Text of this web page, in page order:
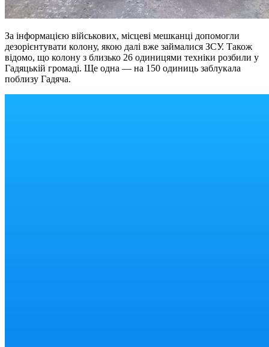
За інформацією військових, місцеві мешканці допомогли
дезорієнтувати колону, якою далі вже займалися ЗСУ. Також
відомо, що колону з близько 26 одиницями техніки розбили у
Гадяцькій громаді. Ще одна — на 150 одиниць заблукала
поблизу Гадяча.